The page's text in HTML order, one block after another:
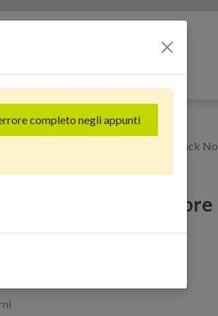
Connettore Ricarica + Microfono Black No
cable + Connettore
Black No Logo
completo negli appunti